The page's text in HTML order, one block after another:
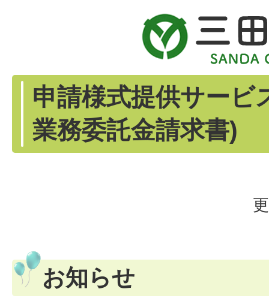
申請様式提供サービ
業務委託金請求書)
お知らせ